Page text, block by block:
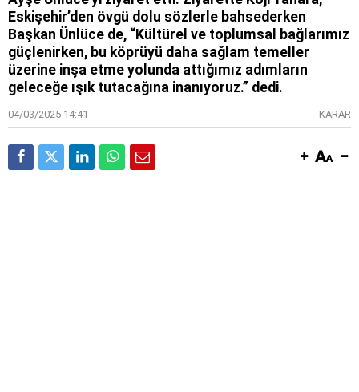
Eskişehir’den övgü dolu sözlerle bahsederken
Başkan Ünlüce de, “Kültürel ve toplumsal bağlarımız
güçlenirken, bu köprüyü daha sağlam temeller
üzerine inşa etme yolunda attığımız adımların
geleceğe ışık tutacağına inanıyoruz.” dedi.
04/03/2025 14:41 KARAR